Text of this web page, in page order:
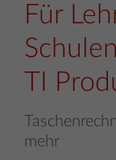
Für
TI
mehr